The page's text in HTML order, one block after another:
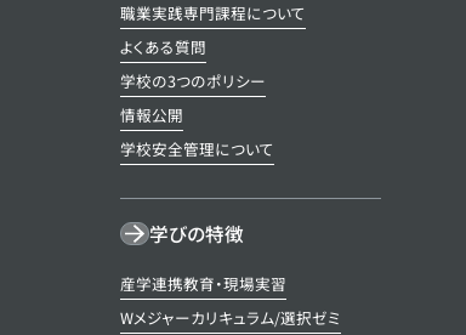
職業実践専門課程について
よくある質問
学校の3つのポリシー
情報公開
学校安全管理について
学びの特徴
産学連携教育・現場実習
Wメジャーカリキュラム/選択ゼミ